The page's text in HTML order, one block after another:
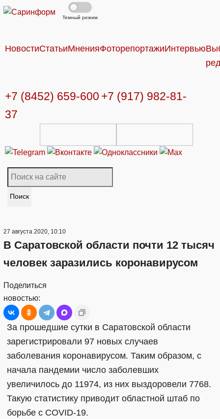
Темный режим
НовостиСтатьиМненияФоторепортажиИнтервью
+7 (8452) 659-600 +7 (917) 982-81-
37
Поиск
27 августа 2020, 10:10
В Саратовской области почти 12 тысяч
человек заразились коронавирусом
Поделиться
новостью:
За прошедшие сутки в Саратовской области
зарегистрировали 97 новых случаев
заболевания коронавирусом. Таким образом, с
начала пандемии число заболевших
увеличилось до 11974, из них выздоровели 7768.
Такую статистику приводит областной штаб по
борьбе с COVID-19.